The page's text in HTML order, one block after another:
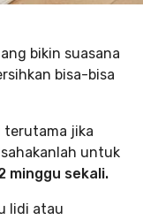
bikin suasana
bisa-bisa
terutama jika
untuk
minggu sekali.
lidi atau